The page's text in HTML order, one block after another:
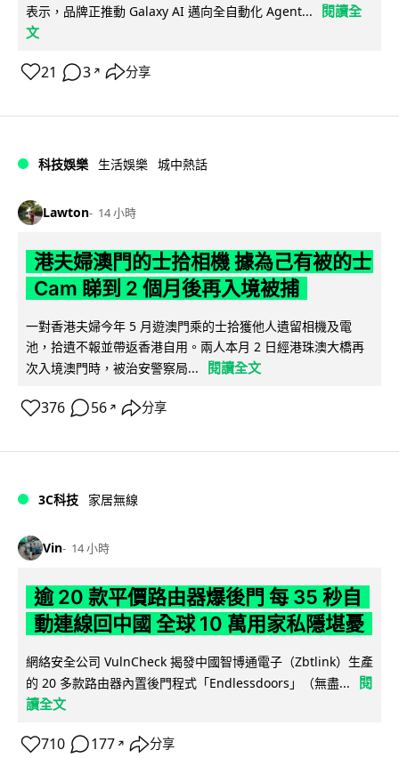
表示，品牌正推動 Galaxy AI 邁向全自動化 Agent...
閱讀全
文
21 3 ↗ 分享
科技娛樂 生活娛樂 城中熱話
Lawton 14 小時
港夫婦澳門的士拾相機 據為己有被的士
Cam 睇到 2 個月後再入境被捕
一對香港夫婦今年 5 月遊澳門乘的士拾獲他人遺留相機及電
池，拾遺不報並帶返香港自用。兩人本月 2 日經港珠澳大橋再
次入境澳門時，被治安警察局...
閱讀全文
376 56 ↗ 分享
3C科技 家居無線
Vin 14 小時
逾 20 款平價路由器爆後門 每 35 秒自
動連線回中國 全球 10 萬用家私隱堪憂
網絡安全公司 VulnCheck 揭發中國智博通電子（Zbtlink）生產
的 20 多款路由器內置後門程式「Endlessdoors」（無盡...
閱
讀全文
710 177 ↗ 分享